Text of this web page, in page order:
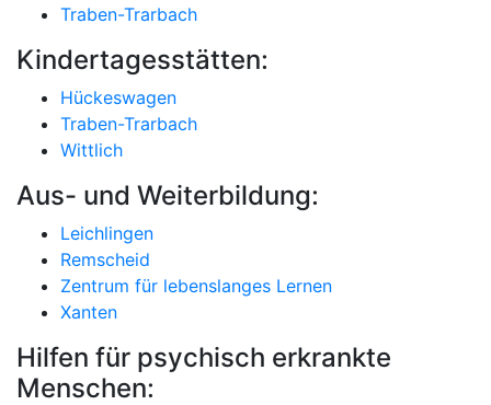
Traben-Trarbach
Kindertagesstätten:
Hückeswagen
Traben-Trarbach
Wittlich
Aus- und Weiterbildung:
Leichlingen
Remscheid
Zentrum für lebenslanges Lernen
Xanten
Hilfen für psychisch erkrankte
Menschen: